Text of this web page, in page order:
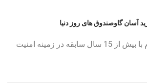
آسان گاوصندوق های روز دنیا
فروشگاه خیر مقدم با بیش از 15 سال سابقه در زمینه امنیت